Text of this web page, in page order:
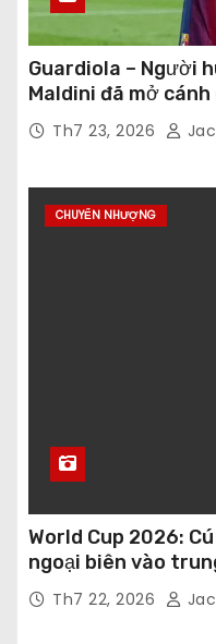
Guardiola – Người
Maldini đã mở cánh
Th7 23, 2026
CHUYỂN NHƯỢNG
World Cup 2026:
ngoại biên vào
Th7 22, 2026